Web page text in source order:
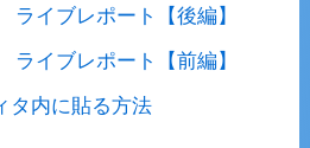
ライブレポート【後編】
ライブレポート【前編】
タ内に貼る方法